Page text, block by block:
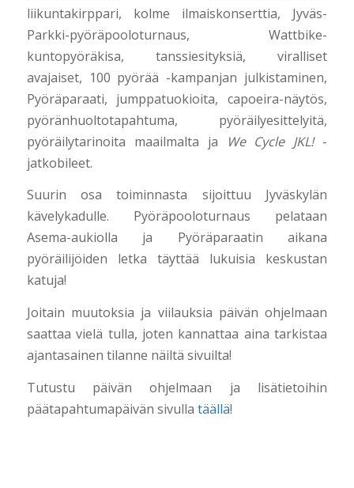
liikuntakirppari, kolme ilmaiskonserttia, Jyväs-
Parkki-pyöräpooloturnaus, Wattbike-
kuntopyöräkisa, tanssiesityksiä, viralliset
avajaiset, 100 pyörää -kampanjan julkistaminen,
Pyöräparaati, jumppatuokioita, capoeira-näytös,
pyöränhuoltotapahtuma, pyöräilyesittelyitä,
pyöräilytarinoita maailmalta ja
We Cycle JKL!-
jatkobileet.
Suurin osa toiminnasta sijoittuu Jyväskylän
kävelykadulle. Pyöräpooloturnaus pelataan
Asema-aukiolla ja Pyöräparaatin aikana
pyöräilijöiden letka täyttää lukuisia keskustan
katuja!
Joitain muutoksia ja viilauksia päivän ohjelmaan
saattaa vielä tulla, joten kannattaa aina tarkistaa
ajantasainen tilanne näiltä sivuilta!
Tutustu päivän ohjelmaan ja lisätietoihin
päätapahtumapäivän sivulla täällä!